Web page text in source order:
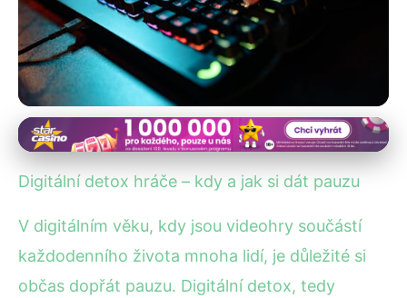
Zdraví a Wellness v E-Sportech
Jak efektivně provést digitální
17. 6. 2025 · 4 min čtení · Autor: Petra Veselá
Digitální detox hráče – kdy a jak si dát pauzu
V digitálním věku, kdy jsou videohry součástí
každodenního života mnoha lidí, je důležité si
občas dopřát pauzu. Digitální detox, tedy